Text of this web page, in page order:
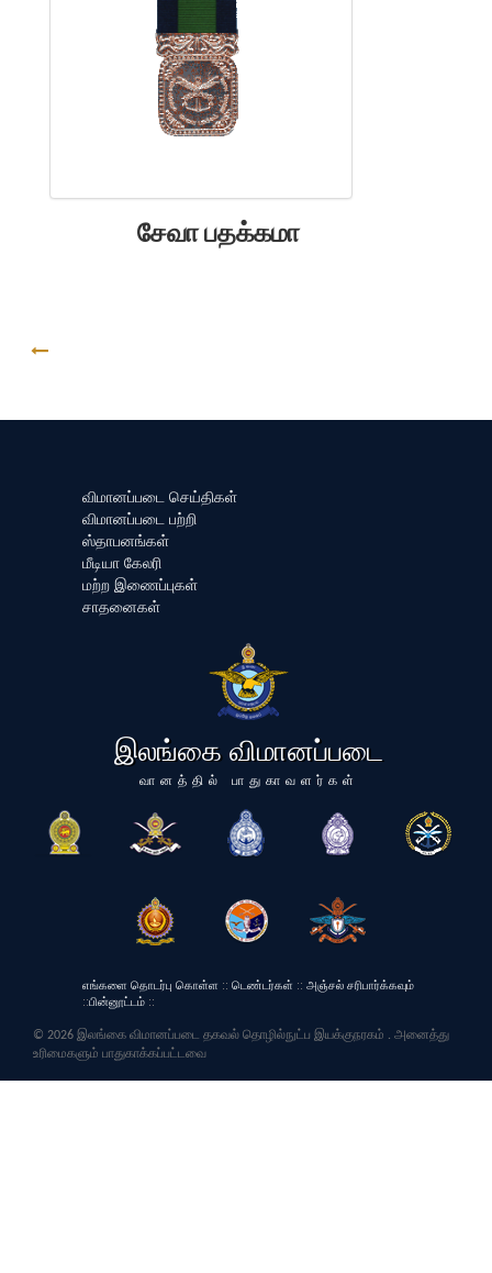
சேவா பதக்கமா
விமானப்படை செய்திகள்
விமானப்படை பற்றி
ஸ்தாபனங்கள்
மீடியா கேலரி
மற்ற இணைப்புகள்
சாதனைகள்
இலங்கை விமானப்படை
வானத்தில் பாதுகாவளர்கள்
எங்களை தொடர்பு கொள்ள :: டெண்டர்கள் :: அஞ்சல் சரிபார்க்கவும்
::பின்னூட்டம் ::
© 2026 இலங்கை விமானப்படை தகவல் தொழில்நுட்ப இயக்குநரகம் . அனைத்து
உரிமைகளும் பாதுகாக்கப்பட்டவை